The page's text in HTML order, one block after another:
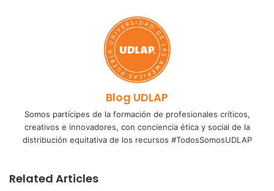
Blog UDLAP
Somos partícipes de la formación de profesionales críticos,
creativos e innovadores, con conciencia ética y social de la
distribución equitativa de los recursos #TodosSomosUDLAP
Related Articles